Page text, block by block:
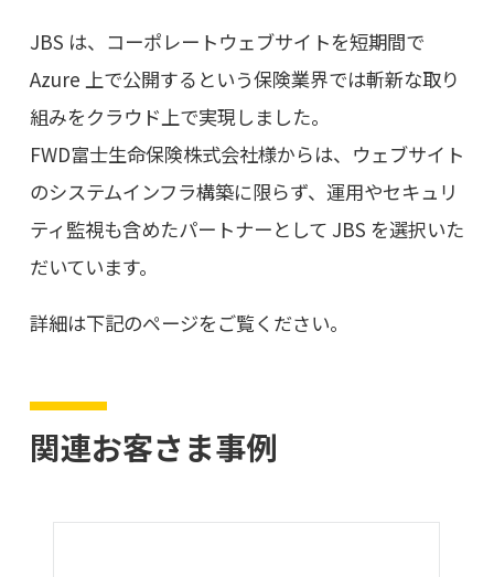
JBS は、コーポレートウェブサイトを短期間で
Azure 上で公開するという保険業界では斬新な取り
組みをクラウド上で実現しました。
FWD富士生命保険株式会社様からは、ウェブサイト
のシステムインフラ構築に限らず、運用やセキュリ
ティ監視も含めたパートナーとして JBS を選択いた
だいています。
詳細は下記のページをご覧ください。
関連お客さま事例